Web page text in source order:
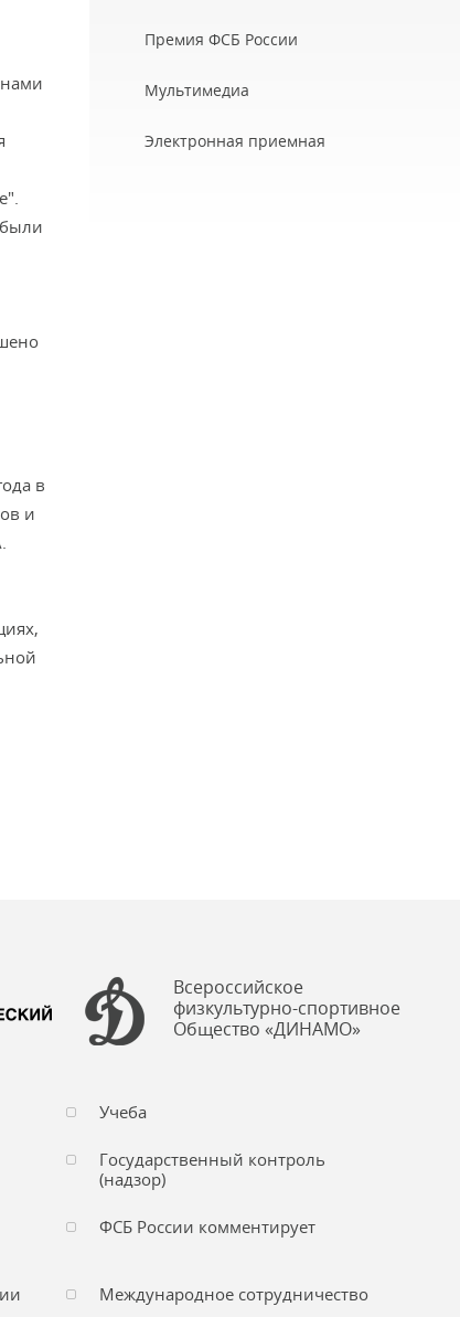
в
и
Премия ФСБ России
Мультимедиа
Электронная приемная
Всероссийское
физкультурно-спортивное
Общество «ДИНАМО»
Учеба
Государственный контроль
(надзор)
ФСБ России комментирует
Международное сотрудничество